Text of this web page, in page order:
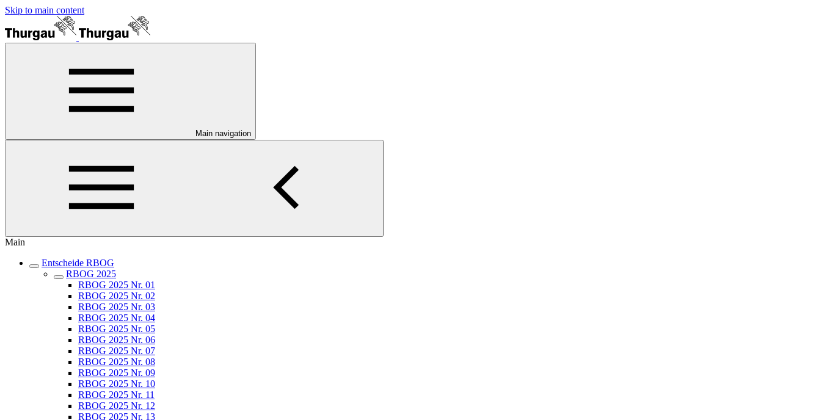
Skip to main content
Main navigation
Main
Entscheide RBOG
RBOG 2025
RBOG 2025 Nr. 01
RBOG 2025 Nr. 02
RBOG 2025 Nr. 03
RBOG 2025 Nr. 04
RBOG 2025 Nr. 05
RBOG 2025 Nr. 06
RBOG 2025 Nr. 07
RBOG 2025 Nr. 08
RBOG 2025 Nr. 09
RBOG 2025 Nr. 10
RBOG 2025 Nr. 11
RBOG 2025 Nr. 12
RBOG 2025 Nr. 13